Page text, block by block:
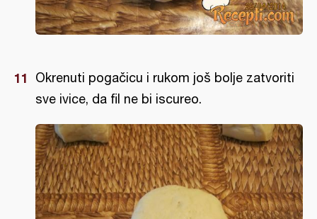
Okrenuti pogačicu i rukom još bolje zatvoriti
sve ivice, da fil ne bi iscureo.